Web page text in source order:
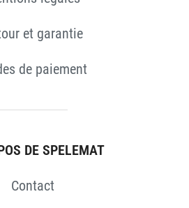
et garantie
de paiement
DE SPELEMAT
Contact